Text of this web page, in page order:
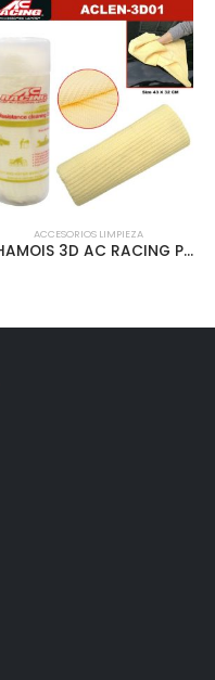
ACCESORIOS LIMPIEZA
CHAMOIS 3D AC RACING PEQUENO TUBO PLASTICO CLEAR – ACLEN-3D01